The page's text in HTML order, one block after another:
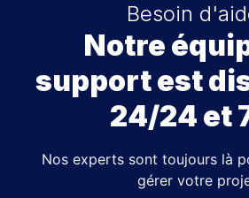
Besoin
Notre
support est
24/24 et
Nos experts sont toujours là
gérer votre